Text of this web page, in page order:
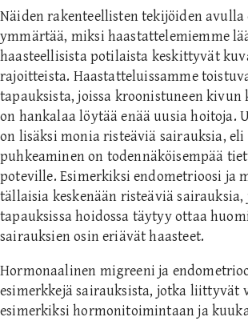
Näiden rakenteellisten tekijöiden avulla
ymmärtää, miksi haastattelemiemme
haasteellisista potilaista keskittyvät
rajoitteista. Haastatteluissamme
tapauksista, joissa kroonistuneen kivun
on hankalaa löytää enää uusia hoitoja.
on lisäksi monia risteäviä sairauksia,
puhkeaminen on todennäköisempää
poteville. Esimerkiksi endometrioosi ja
tällaisia keskenään risteäviä sairauksia,
tapauksissa hoidossa täytyy ottaa
sairauksien osin eriävät haasteet.
Hormonaalinen migreeni ja
esimerkkejä sairauksista, jotka liittyvät
esimerkiksi hormonitoimintaan ja